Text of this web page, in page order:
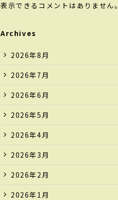
表示できるコメントはありません。
Archives
2026年8月
2026年7月
2026年6月
2026年5月
2026年4月
2026年3月
2026年2月
2026年1月